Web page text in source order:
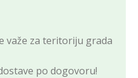
važe za teritoriju grada
po dogovoru!